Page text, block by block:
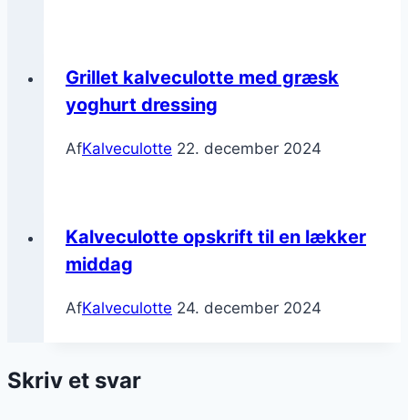
Grillet kalveculotte med græsk
yoghurt dressing
AfKalveculotte 22. december 2024
Kalveculotte opskrift til en lækker
middag
AfKalveculotte 24. december 2024
Skriv et svar